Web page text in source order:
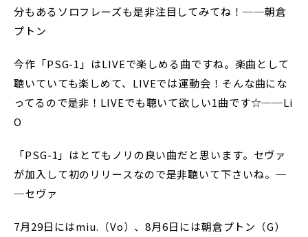
分もあるソロフレーズも是非注目してみてね！──朝倉
プトン
今作「PSG-1」はLIVEで楽しめる曲ですね。楽曲として
聴いていても楽しめて、LIVEでは運動会！そんな曲にな
ってるので是非！LIVEでも聴いて欲しい1曲です☆──Li
O
「PSG-1」はとてもノリの良い曲だと思います。セヴァ
が加入して初のリリースなので是非聴いて下さいね。─
─セヴァ
7月29日にはmiu.（Vo）、8月6日には朝倉プトン（G）